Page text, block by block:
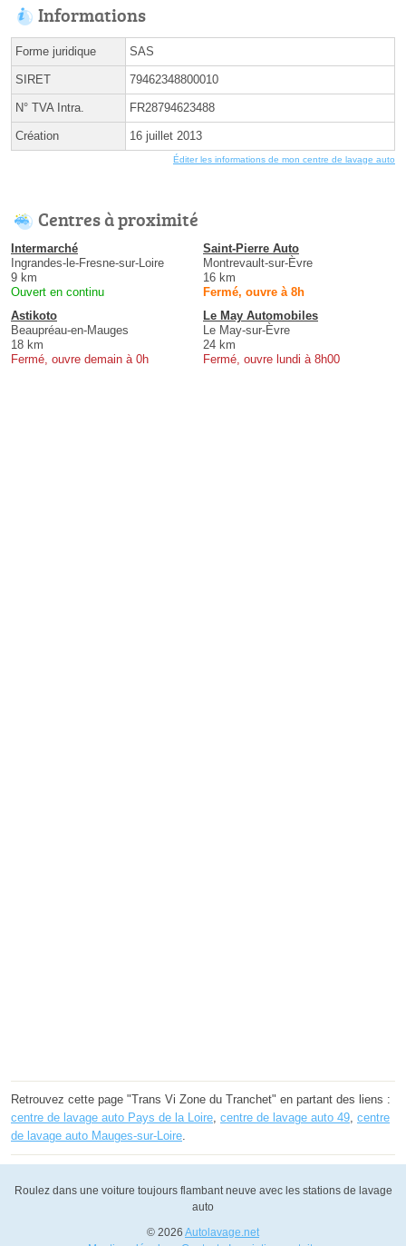
Informations
Forme juridique SAS
SIRET 79462348800010
N° TVA Intra. FR28794623488
Création 16 juillet 2013
Éditer les informations de mon centre de lavage auto
Centres à proximité
Intermarché
Ingrandes-le-Fresne-sur-Loire
9 km
Ouvert en continu
Saint-Pierre Auto
Montrevault-sur-Èvre
16 km
Fermé, ouvre à 8h
Astikoto
Beaupréau-en-Mauges
18 km
Fermé, ouvre demain à 0h
Le May Automobiles
Le May-sur-Èvre
24 km
Fermé, ouvre lundi à 8h00
Retrouvez cette page "Trans Vi Zone du Tranchet" en partant des liens :
centre de lavage auto Pays de la Loire centre de lavage auto 49 centre
de lavage auto Mauges-sur-Loire
Roulez dans une voiture toujours flambant neuve avec les stations de lavage
auto
© 2026 Autolavage.net